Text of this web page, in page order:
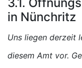
in Nünchritz
Uns liegen derzeit
diesem Amt vor.